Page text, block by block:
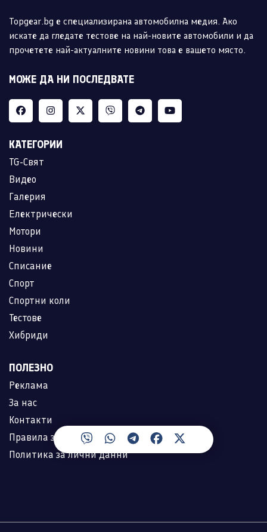
Topgear.bg е специализирана автомобилна медия. Ако
искате да гледате тестове на най-новите автомобили и да
прочетете най-актуалните новини това е вашето място.
МОЖЕ ДА НИ ПОСЛЕДВАТЕ
КАТЕГОРИИ
TG-Свят
Видео
Галерия
Електрически
Мотори
Новини
Списание
Спорт
Спортни коли
Тестове
Хибриди
ПОЛЕЗНО
Реклама
За нас
Контакти
Правила за ползване
Политика за лични данни